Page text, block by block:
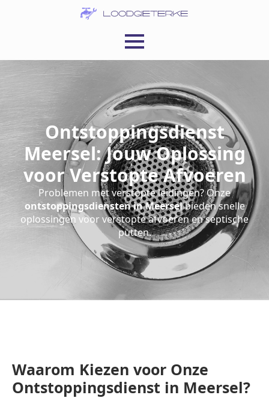
Ontstoppingsdienst
Meersel: Jouw Oplossing
voor Verstopte Afvoeren
Problemen met verstopte leidingen? Onze
ontstoppingsdiensten in Meerselbieden snelle
oplossingen voor verstopte afvoeren en septische
putten.
Waarom Kiezen voor Onze
Ontstoppingsdienst in Meersel?